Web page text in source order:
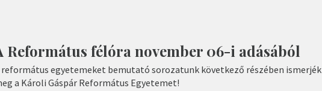
Református félóra november 06-i adásából
református egyetemeket bemutató sorozatunk következő részében ismerjék
a Károli Gáspár Református Egyetemet!